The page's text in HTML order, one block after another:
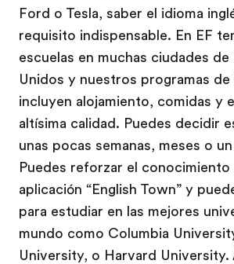
Ford o Tesla, saber el idioma
requisito indispensable. En EF
escuelas en muchas ciudades de
Unidos y nuestros programas de
incluyen alojamiento, comidas y
altísima calidad. Puedes decidir
unas pocas semanas, meses o
Puedes reforzar el
aplicación “English Town” y
para estudiar en las mejores
mundo como Columbia
University, o Harvard University.